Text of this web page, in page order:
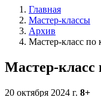
Главная
Мастер-классы
Архив
Мастер-класс по
Мастер-класс
20 октября 2024 г. 8+